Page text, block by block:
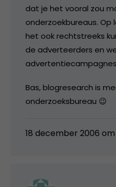
dat je het vooral zou
onderzoekbureaus. Op
het ook rechtstreeks
de adverteerders en
Bas, blogresearch is
onderzoeksbureau 😉
18 december 2006 om